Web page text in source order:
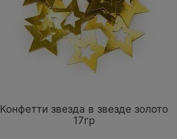
Конфетти звезда в звезде золото
17гр